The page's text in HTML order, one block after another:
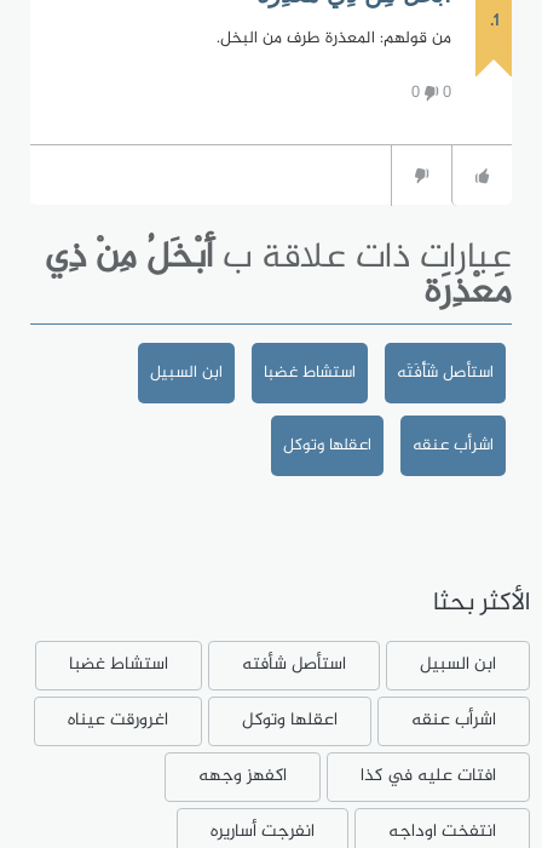
1.
من قولهم: المعذرة طرف من البخل.
0
0
عبارات ذات علاقة بأَبْخَلُ مِنْ ذِي
مَعْذِرَة
استأصل شَأْفَتَه استشاط غضبا ابن السبيل
اشرأب عنقه اعقلها وتوكل
الأكثر بحثا
ابن السبيل استأصل شأفته
استشاط غضبا
اشرأب عنقه
اعقلها وتوكل
اغرورقت عيناه
افتات عليه في كذا
اكفهز وجهه
انتفخت اوداجه
انفرجت أساريره